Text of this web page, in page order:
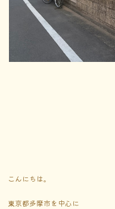
こんにちは。
東京都多摩市を中心に